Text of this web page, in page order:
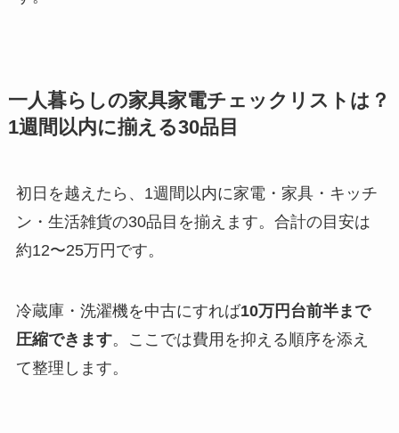
一人暮らしの家具家電チェックリストは？
1週間以内に揃える30品目
初日を越えたら、1週間以内に家電・家具・キッチ
ン・生活雑貨の30品目を揃えます。合計の目安は
約12〜25万円です。
冷蔵庫・洗濯機を中古にすれば10万円台前半まで
圧縮できます。ここでは費用を抑える順序を添え
て整理します。